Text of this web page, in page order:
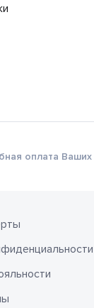
оплата Ваших